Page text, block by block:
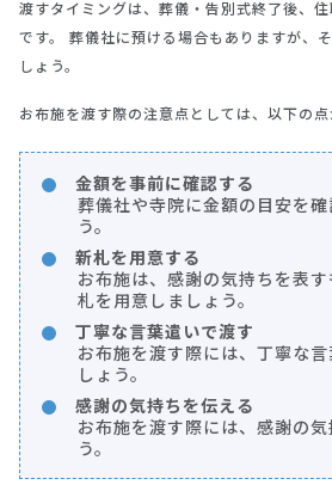
渡すタイミングは、葬儀・告別式終了後、
です。 葬儀社に預ける場合もありますが、
しょう。
お布施を渡す際の注意点としては、以下の点
金額を事前に確認する
葬儀社や寺院に金額の目安を
う。
新札を用意する
お布施は、感謝の気持ちを表
札を用意しましょう。
丁寧な言葉遣いで渡す
お布施を渡す際には、丁寧な
しょう。
感謝の気持ちを伝える
お布施を渡す際には、感謝の
う。